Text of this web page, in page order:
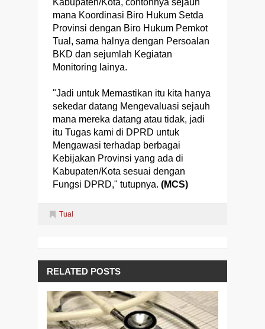
mana Koordinasi Biro Hukum Setda
Provinsi dengan Biro Hukum Pemkot
Tual, sama halnya dengan Persoalan
BKD dan sejumlah Kegiatan
Monitoring lainya.
"Jadi untuk Memastikan itu kita hanya
sekedar datang Mengevaluasi sejauh
mana mereka datang atau tidak, jadi
itu Tugas kami di DPRD untuk
Mengawasi terhadap berbagai
Kebijakan Provinsi yang ada di
Kabupaten/Kota sesuai dengan
Fungsi DPRD," tutupnya. (MCS)
Tual
RELATED POSTS